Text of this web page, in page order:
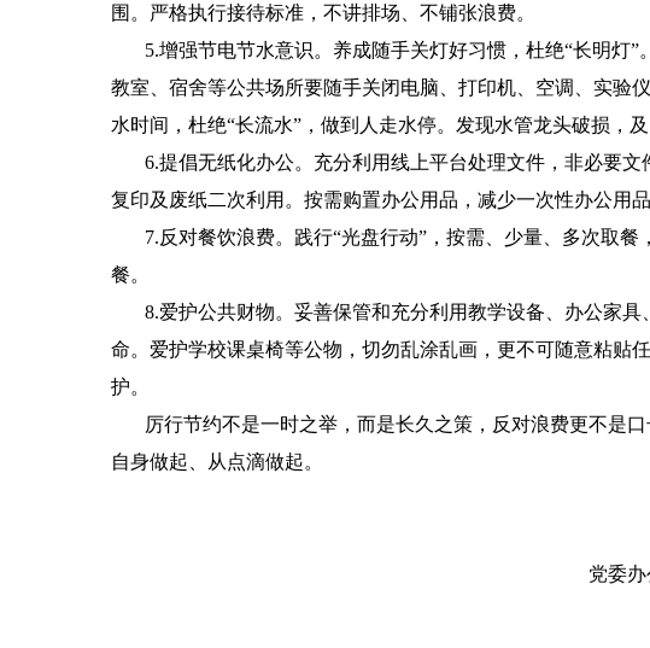
围。严格执行接待标准，不讲排场、不铺张浪费。
5.增强节电节水意识。养成随手关灯好习惯，杜绝“长明灯”
教室、宿舍等公共场所要随手关闭电脑、打印机、空调、实验
水时间，杜绝“长流水”，做到人走水停。发现水管龙头破损，
6.提倡无纸化办公。充分利用线上平台处理文件，非必要文
复印及废纸二次利用。按需购置办公用品，减少一次性办公用
7.反对餐饮浪费。践行“光盘行动”，按需、少量、多次取
餐。
8.爱护公共财物。妥善保管和充分利用教学设备、办公家
命。爱护学校课桌椅等公物，切勿乱涂乱画，更不可随意粘贴
护。
厉行节约不是一时之举，而是长久之策，反对浪费更不是
自身做起、从点滴做起。
党委